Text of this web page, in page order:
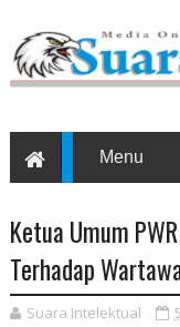
Ketua Umum
Terhadap
Suara Intelektual